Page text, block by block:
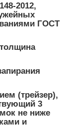
2012,
ГОСТ
(трейзер),
3
не ниже
и